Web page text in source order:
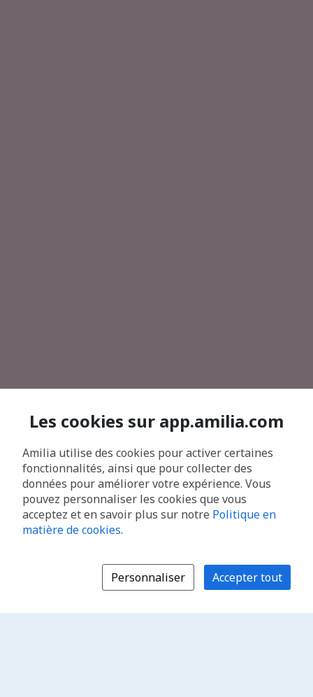
Les cookies sur app.amilia.com
Amilia utilise des cookies pour activer certaines
fonctionnalités, ainsi que pour collecter des
données pour améliorer votre expérience. Vous
pouvez personnaliser les cookies que vous
acceptez et en savoir plus sur notre Politique en
matière de cookies.
Personnaliser Accepter tout